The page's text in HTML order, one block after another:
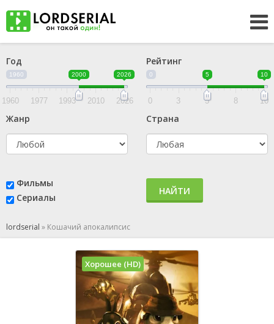
Год
1960 2000 2026
1960 1977 1993 2010 2026
Рейтинг
0 5 10
0 3 5 8 10
Жанр Страна
Фильмы
Сериалы
НАЙТИ
lordserial » Кошачий апокалипсис
Хорошее (HD)